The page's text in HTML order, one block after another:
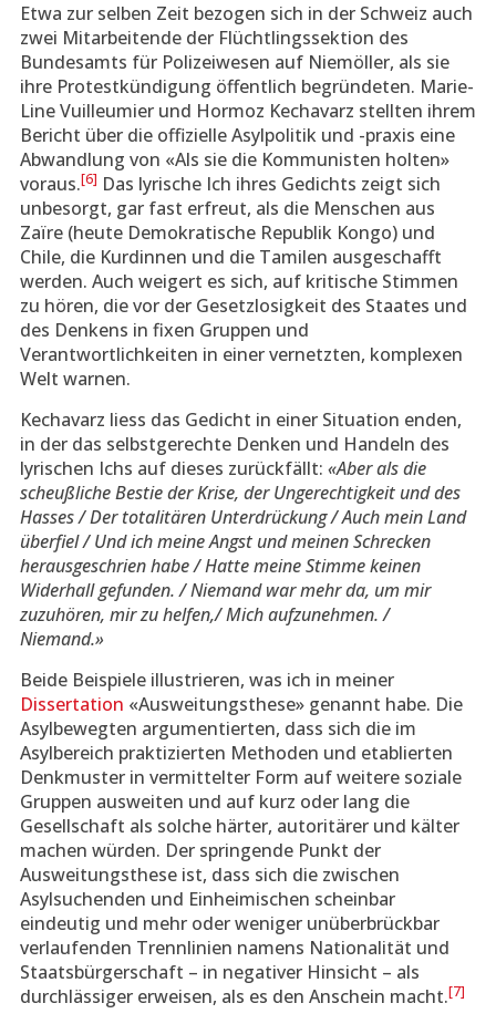
Etwa zur selben Zeit bezogen sich in der Schweiz auch
zwei Mitarbeitende der Flüchtlingssektion des
Bundesamts für Polizeiwesen auf Niemöller, als sie
ihre Protestkündigung öffentlich begründeten. Marie-
Line Vuilleumier und Hormoz Kechavarz stellten ihrem
Bericht über die offizielle Asylpolitik und -praxis eine
Abwandlung von «Als sie die Kommunisten holten»
voraus.[6] Das lyrische Ich ihres Gedichts zeigt sich
unbesorgt, gar fast erfreut, als die Menschen aus
Zaïre (heute Demokratische Republik Kongo) und
Chile, die Kurdinnen und die Tamilen ausgeschafft
werden. Auch weigert es sich, auf kritische Stimmen
zu hören, die vor der Gesetzlosigkeit des Staates und
des Denkens in fixen Gruppen und
Verantwortlichkeiten in einer vernetzten, komplexen
Welt warnen.
Kechavarz liess das Gedicht in einer Situation enden,
in der das selbstgerechte Denken und Handeln des
lyrischen Ichs auf dieses zurückfällt: «Aber als die
scheußliche Bestie der Krise, der Ungerechtigkeit und des
Hasses / Der totalitären Unterdrückung / Auch mein Land
überfiel / Und ich meine Angst und meinen Schrecken
herausgeschrien habe / Hatte meine Stimme keinen
Widerhall gefunden. / Niemand war mehr da, um mir
zuzuhören, mir zu helfen,/ Mich aufzunehmen. /
Niemand.»
Beide Beispiele illustrieren, was ich in meiner
Dissertation «Ausweitungsthese» genannt habe. Die
Asylbewegten argumentierten, dass sich die im
Asylbereich praktizierten Methoden und etablierten
Denkmuster in vermittelter Form auf weitere soziale
Gruppen ausweiten und auf kurz oder lang die
Gesellschaft als solche härter, autoritärer und kälter
machen würden. Der springende Punkt der
Ausweitungsthese ist, dass sich die zwischen
Asylsuchenden und Einheimischen scheinbar
eindeutig und mehr oder weniger unüberbrückbar
verlaufenden Trennlinien namens Nationalität und
Staatsbürgerschaft – in negativer Hinsicht – als
durchlässiger erweisen, als es den Anschein macht.[7]